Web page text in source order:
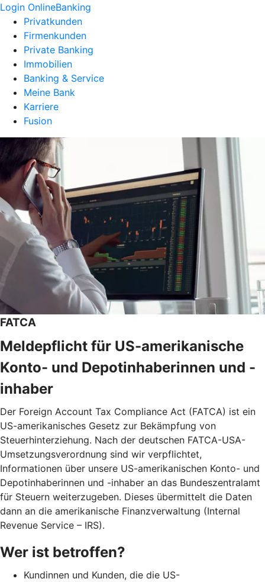
Login OnlineBanking
Privatkunden
Firmenkunden
Private Banking
Immobilien
Banking & Service
Meine Bank
Karriere
Fusion
FATCA
Meldepflicht für US-amerikanische
Konto- und Depotinhaberinnen und -
inhaber
Der Foreign Account Tax Compliance Act (FATCA) ist ein
US-amerikanisches Gesetz zur Bekämpfung von
Steuerhinterziehung. Nach der deutschen FATCA-USA-
Umsetzungsverordnung sind wir verpflichtet,
Informationen über unsere US-amerikanischen Konto- und
Depotinhaberinnen und -inhaber an das Bundeszentralamt
für Steuern weiterzugeben. Dieses übermittelt die Daten
dann an die amerikanische Finanzverwaltung (Internal
Revenue Service – IRS).
Wer ist betroffen?
Kundinnen und Kunden, die die US-